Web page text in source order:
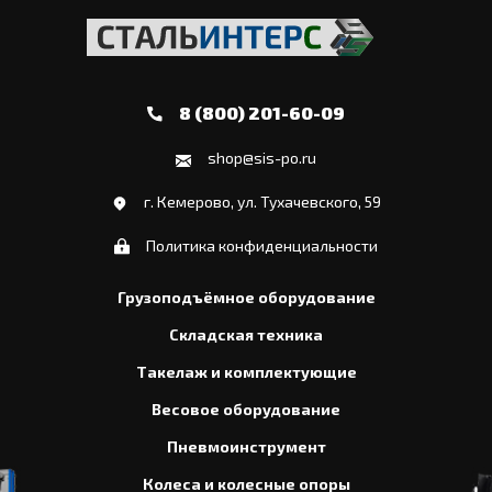
8 (800) 201-60-09
shop@sis-po.ru
г. Кемерово, ул. Тухачевского, 59
Политика конфиденциальности
Грузоподъёмное оборудование
Складская техника
Такелаж и комплектующие
Весовое оборудование
Пневмоинструмент
Колеса и колесные опоры